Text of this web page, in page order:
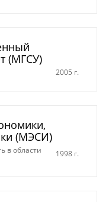
(МГСУ)
2005 г.
(МЭСИ)
в области 1998 г.